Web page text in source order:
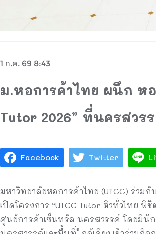
1 ก.ค. 69 8:43
ม.หอการค้าไทย ผนึก ห
Tutor 2026” ที่นครสวร
Facebook Twitter
มหาวิทยาลัยหอการค้าไทย (UTCC) ร่วม
เปิดโครงการ “UTCC Tutor ติวทั่วไทย
ศูนย์การค้าเซ็นทรัล นครสวรรค์ โดยมีนั